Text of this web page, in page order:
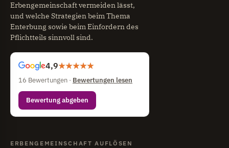
Erbengemeinschaft vermeiden lässt,
und welche Strategien beim Thema
Enterbung sowie beim Einfordern des
Pflichtteils sinnvoll sind.
4,9
16 Bewertungen · Bewertungen lesen
Bewertung abgeben
ERBENGEMEINSCHAFT AUFLÖSEN